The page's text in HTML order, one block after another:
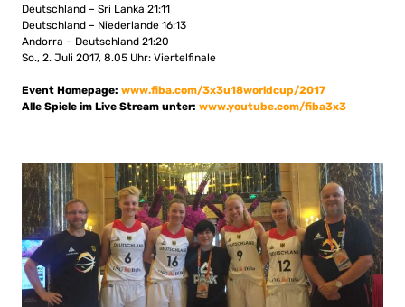
Deutschland – Sri Lanka 21:11
Deutschland – Niederlande 16:13
Andorra – Deutschland 21:20
So., 2. Juli 2017, 8.05 Uhr: Viertelfinale
Event Homepage: www.fiba.com/3x3u18worldcup/2017
Alle Spiele im Live Stream unter: www.youtube.com/fiba3x3